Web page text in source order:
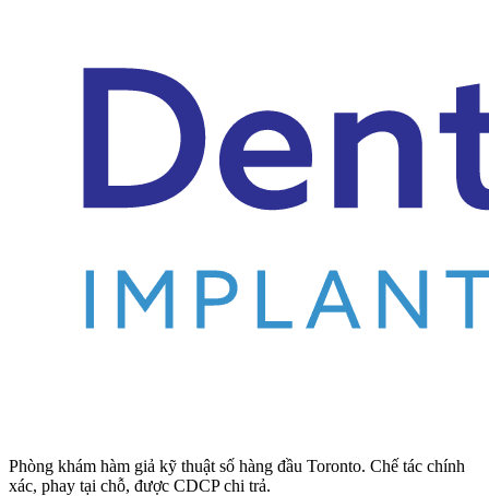
Phòng khám hàm giả kỹ thuật số hàng đầu Toronto. Chế tác chính
xác, phay tại chỗ, được CDCP chi trả.